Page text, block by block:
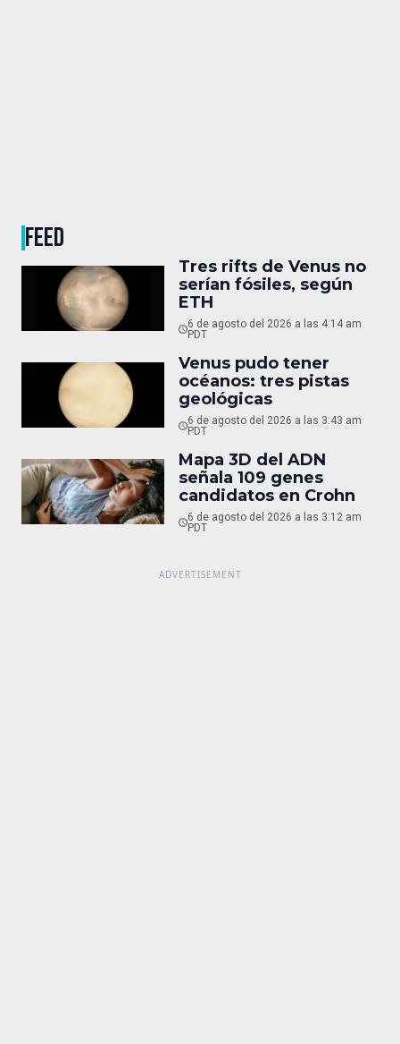
FEED
Tres rifts de Venus no
serían fósiles, según
ETH
6 de agosto del 2026 a las 4:14 am
PDT
Venus pudo tener
océanos: tres pistas
geológicas
6 de agosto del 2026 a las 3:43 am
PDT
Mapa 3D del ADN
señala 109 genes
candidatos en Crohn
6 de agosto del 2026 a las 3:12 am
PDT